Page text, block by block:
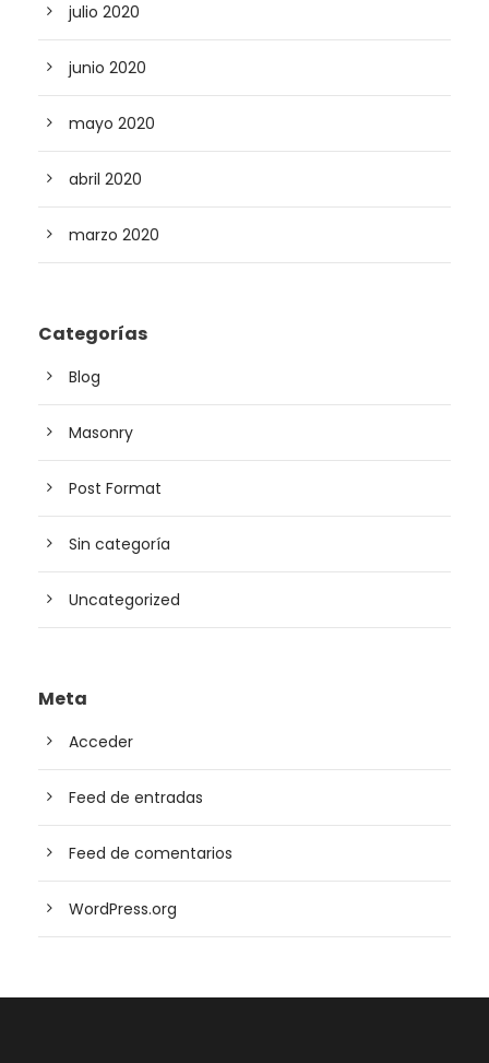
julio 2020
junio 2020
mayo 2020
abril 2020
marzo 2020
Categorías
Blog
Masonry
Post Format
Sin categoría
Uncategorized
Meta
Acceder
Feed de entradas
Feed de comentarios
WordPress.org